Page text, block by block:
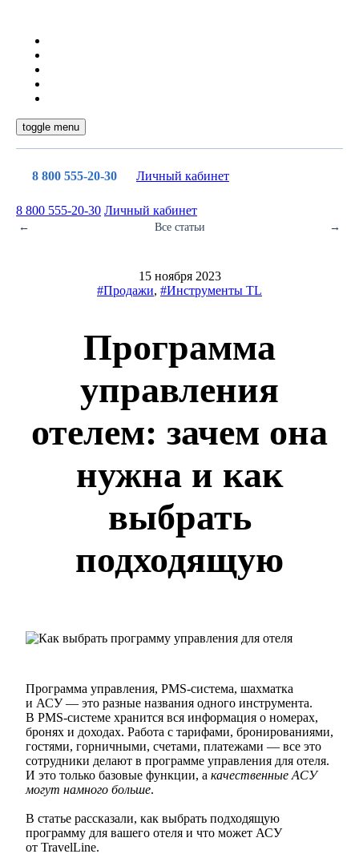
toggle menu
8 800 555-20-30 Личный кабинет
8 800 555-20-30 Личный кабинет
← Все статьи →
15 ноября 2023
#Продажи, #Инструменты TL
Программа
управления
отелем: зачем она
нужна и как
выбрать
подходящую
Программа управления, PMS-система, шахматка
и АСУ — это разные названия одного инструмента.
В PMS-системе хранится вся информация о номерах,
бронях и доходах. Работа с тарифами, бронированиями,
гостями, горничными, счетами, платежами — все это
сотрудники делают в программе управления для отеля.
И это только базовые функции, а качественные АСУ
могут намного больше.
В статье рассказали, как выбрать подходящую
программу для вашего отеля и что может АСУ
от TravelLine.